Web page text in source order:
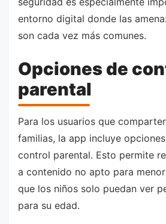
entorno digital donde las
son cada vez más comunes.
Opciones de
parental
Para los usuarios que
familias, la app incluye
control parental. Esto permite
a contenido no apto para
que los niños solo puedan ver
para su edad.